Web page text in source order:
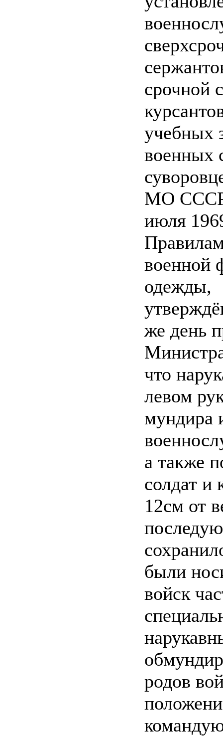
срочной
учебных
военных
МО
июля
военной
одежды,
же день
что
левом
мундира
а также
солдат и
12см от
были
войск
родов